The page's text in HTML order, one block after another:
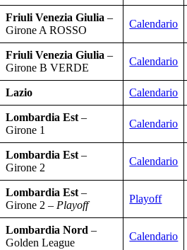
Friuli Venezia Giulia –
Girone A ROSSO
Calendario
Friuli Venezia Giulia –
Girone B VERDE
Calendario
Lazio Calendario
Lombardia Est–
Girone 1
Calendario
Lombardia Est–
Girone 2
Calendario
Lombardia Est–
Girone 2 –Playoff
Playoff
Lombardia Nord –
Golden League
Calendario